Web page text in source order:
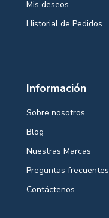
Mis deseos
Historial de Pedidos
Información
Sobre nosotros
Blog
Nuestras Marcas
Preguntas frecuentes
Contáctenos